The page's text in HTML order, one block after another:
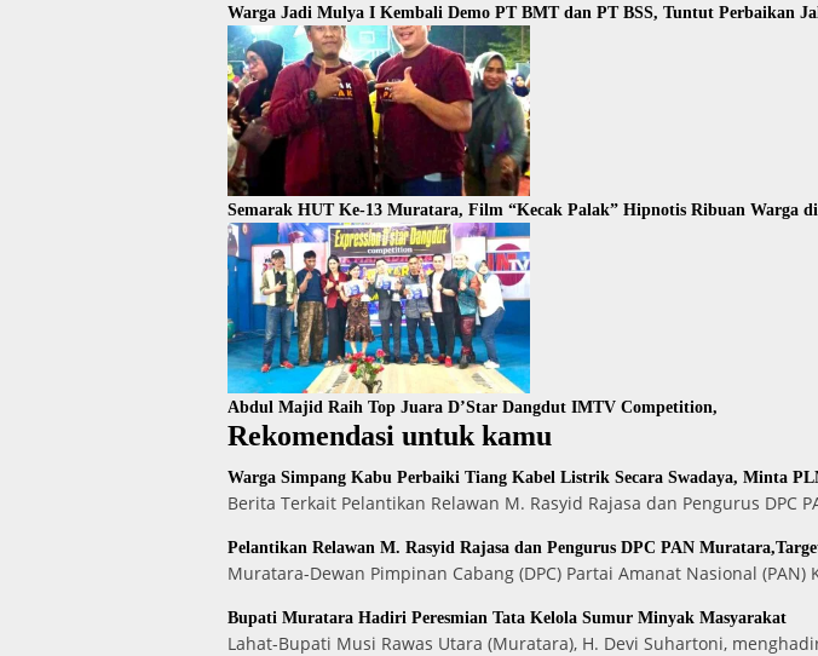
Warga Jadi Mulya I Kembali Demo PT BMT dan PT BSS, Tuntut Perbaikan
Semarak HUT Ke-13 Muratara, Film “Kecak Palak” Hipnotis Ribuan Warga
Abdul Majid Raih Top Juara D’Star Dangdut IMTV Competition,
Rekomendasi untuk kamu
Warga Simpang Kabu Perbaiki Tiang Kabel Listrik Secara Swadaya, Minta
Berita Terkait Pelantikan Relawan M. Rasyid Rajasa dan Pengurus DPC
Pelantikan Relawan M. Rasyid Rajasa dan Pengurus DPC PAN
Muratara-Dewan Pimpinan Cabang (DPC) Partai Amanat Nasional
Bupati Muratara Hadiri Peresmian Tata Kelola Sumur Minyak Masyarakat
Lahat-Bupati Musi Rawas Utara (Muratara), H. Devi Suhartoni,